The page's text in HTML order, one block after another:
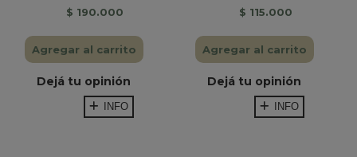
$ 190.000
Agregar al carrito
Dejá tu opinión
INFO
$ 115.000
Agregar al carrito
Dejá tu opinión
INFO